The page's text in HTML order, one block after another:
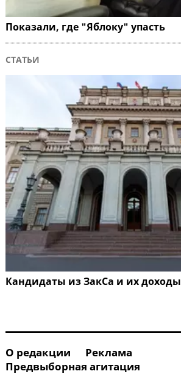
Показали, где "Яблоку" упасть
СТАТЬИ
Кандидаты из ЗакСа и их доходы
О редакции
Реклама
Предвыборная агитация